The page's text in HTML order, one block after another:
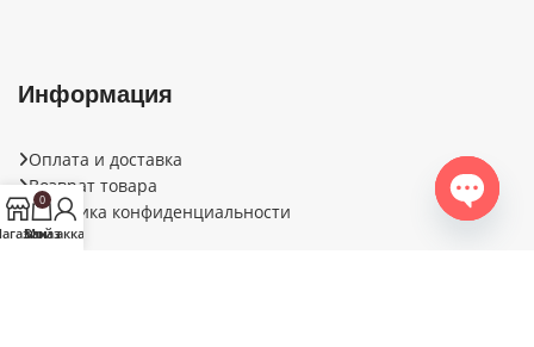
Информация
Оплата и доставка
Возврат товара
Политика конфиденциальности
0
Заказ
Мой аккаунт